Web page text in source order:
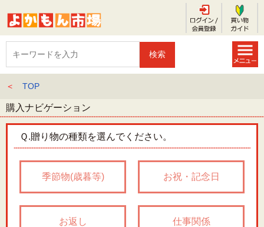
＜ TOP
購入ナビゲーション
Ｑ.贈り物の種類を選んでください。
季節物(歳暮等) お祝・記念日
お返し 仕事関係